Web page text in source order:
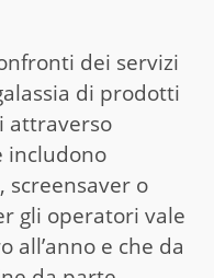
dei servizi
di prodotti
attraverso
includono
screensaver o
gli operatori vale
all’anno e che da